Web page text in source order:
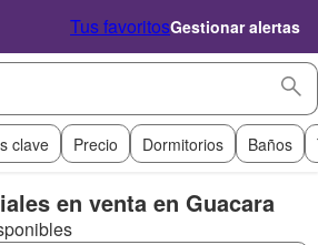
Tus favoritosGestionar alertas
clave Precio Dormitorios Baños
en venta en Guacara